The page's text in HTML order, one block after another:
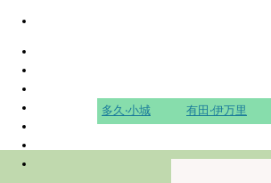
有田‧伊万里
多久‧小城